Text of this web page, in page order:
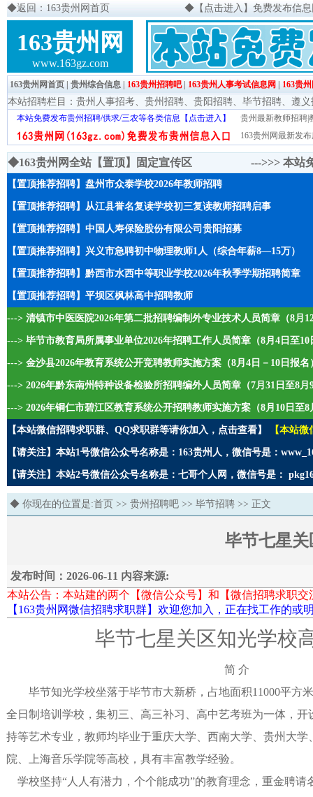
◆返回：163贵州网首页 ◆ 【点击进入】免费发布信
163贵州网
www.163gz.com
163贵州网首页 贵州综合信息 163贵州招聘吧| 163贵州人事考试信息网 163贵
本站招聘栏目： 贵州人事招考、 贵州招聘、 贵阳招聘、 毕节招聘、 遵义
本站免费发布贵州招聘/供求/三农等各类信息【点击进入】
贵州最新教师招聘|
163贵州网最新发
◆163贵州网全站【置顶】固定宣传区 --->>> 本站
【置顶推荐招聘】盘州市众泰学校2026年教师招聘
【置顶推荐招聘】从江县誉名复读学校初三复读教师招聘启事
【置顶推荐招聘】中国人寿保险股份有限公司贵阳招募
【置顶推荐招聘】兴义市急聘初中物理教师1人（综合年薪8—15万）
【置顶推荐招聘】黔西市水西中等职业学校2026年秋季学期招聘简章
【置顶推荐招聘】平坝区枫林高中招聘教师
---> 清镇市中医医院2026年第二批招聘编制外专业技术人员简章（8月
---> 毕节市教育局所属事业单位2026年招聘工作人员简章（8月4日至10
---> 金沙县2026年教育系统公开竞聘教师实施方案（8月4日－10日报名
---> 2026年黔东南州特种设备检验所招聘编外人员简章（7月31日至8月
---> 2026年铜仁市碧江区教育系统公开招聘教师实施方案（8月10日至8
【本站微信招聘求职群、QQ求职群等请你加入，点击查看】 【本站
【请关注】本站1号微信公众号名称是：163贵州人，微信号是：
【请关注】本站2号微信公众号名称是：七哥个人网，微信号是：
◆ 你现在的位置是:首页 >> 贵州招聘吧 >> 毕节招聘 >> 正文
毕节七星
发布时间：2026-06-11 内容来源:
本站公告：本站建的两个【微信公众号】和【微信招聘求职
【163贵州网微信招聘求职群】欢迎您加入，正在找工作的
毕节七星关区知光学校
简 介
毕节知光学校坐落于毕节市大新桥，占地面积11000平方
全日制培训学校，集初三、高三补习、高中艺考班为一体，
持等艺术专业，教师均毕业于重庆大学、西南大学、贵州大
院、上海音乐学院等高校，具有丰富教学经验。
学校坚持“人人有潜力，个个能成功”的教育理念，重金聘